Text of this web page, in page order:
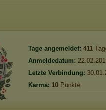
Tage angemeldet: 411
Anmeldedatum:
Letzte Verbindung:
Karma: 10 Punkte